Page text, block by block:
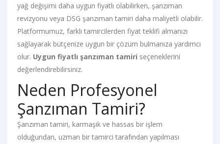
yağ değişimi daha uygun fiyatlı olabilirken, şanzıman
revizyonu veya DSG şanzıman tamiri daha maliyetli olabilir.
Platformumuz, farklı tamircilerden fiyat teklifi almanızı
sağlayarak bütçenize uygun bir çözüm bulmanıza yardımcı
olur. Uygun fiyatlı şanzıman tamiri seçeneklerini
değerlendirebilirsiniz.
Neden Profesyonel
Şanzıman Tamiri?
Şanzıman tamiri, karmaşık ve hassas bir işlem
olduğundan, uzman bir tamirci tarafından yapılması